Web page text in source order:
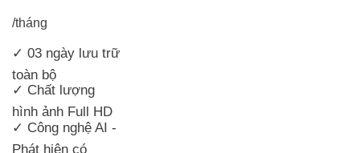
/tháng
✓ 03 ngày lưu trữ
toàn bộ
✓ Chất lượng
hình ảnh Full HD
✓ Công nghệ AI -
Phát hiện có